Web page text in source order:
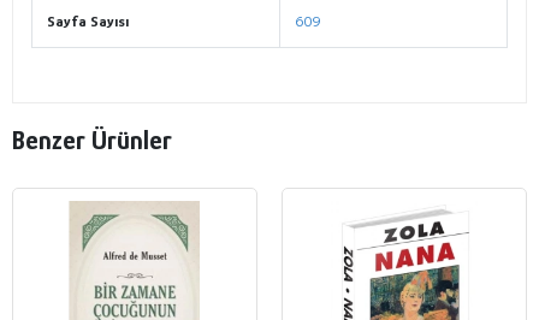
Sayfa Sayısı 609
Benzer Ürünler